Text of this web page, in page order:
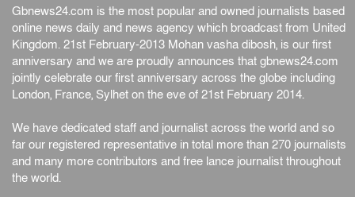
Gbnews24.com is the most popular and owned journalists based
online news daily and news agency which broadcast from United
Kingdom. 21st February-2013 Mohan vasha dibosh, is our first
anniversary and we are proudly announces that gbnews24.com
jointly celebrate our first anniversary across the globe including
London, France, Sylhet on the eve of 21st February 2014.
We have dedicated staff and journalist across the world and so
far our registered representative in total more than 270 journalists
and many more contributors and free lance journalist throughout
the world.